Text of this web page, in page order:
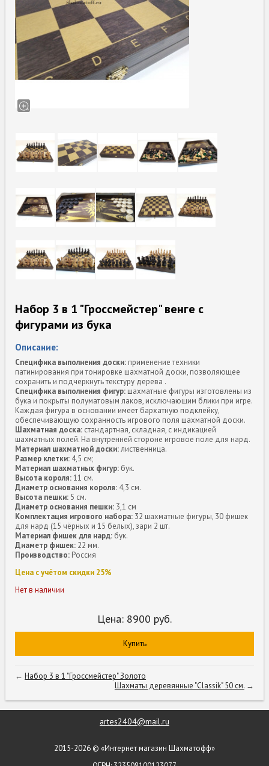
Набор 3 в 1 "Гроссмейстер" венге с
фигурами из бука
Описание:
Специфика выполнения доски: применение техники
патинирования при тонировке шахматной доски, позволяющее
сохранить и подчеркнуть текстуру дерева .
Специфика выполнения фигур: шахматные фигуры изготовлены из
бука и покрыты полуматовым лаков, исключающим блики при игре.
Каждая фигура в основании имеет бархатную подклейку,
обеспечивающую сохранность игрового поля шахматной доски.
Шахматная доска: стандартная, складная, с индикацией
шахматных полей. На внутренней стороне игровое поле для нард.
Материал шахматной доски:лиственница.
Размер клетки: 4,5 см;
Материал шахматных фигур: бук.
Высота короля:11 см.
Диаметр основания короля: 4,3 см.
Высота пешки: 5 см.
Диаметр основания пешки: 3,1 см
Комплектация игрового набора: 32 шахматные фигуры, 30 фишек
для нард (15 чёрных и 15 белых), зари 2 шт.
Материал фишек для нард: бук.
Диаметр фишек: 22 мм.
Производство: Россия
Цена с учётом скидки 25%
Нет в наличии
Цена: 8900 руб.
Купить
←Набор 3 в 1 "Гроссмейстер" Золото
Шахматы деревянные "Classik" 50 см.→
artes2404@mail.ru
2015-2026 © «Интернет магазин Шахматофф»